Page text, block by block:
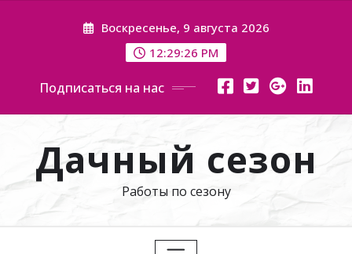
Воскресенье, 9 августа 2026
12:29:27 PM
Подписаться на нас
Дачный сезон
Работы по сезону